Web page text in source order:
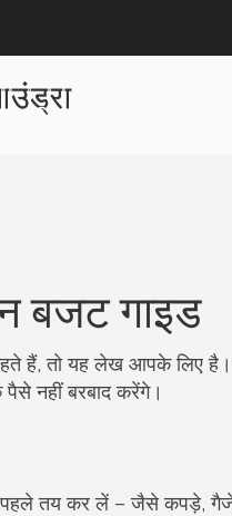
बजट गाइड
हैं, तो यह लेख आपके लिए है।
नहीं बरबाद करेंगे।
पहले तय कर लें – जैसे कपड़े,